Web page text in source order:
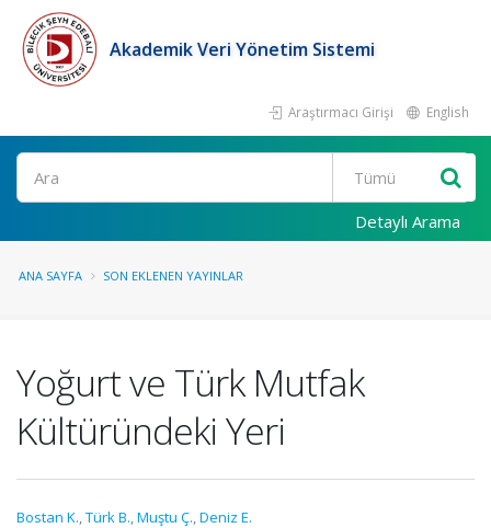
Akademik Veri Yönetim Sistemi
Araştırmacı Girişi English
Ara
Detaylı Arama
ANA SAYFA SON EKLENEN YAYINLAR
Yoğurt ve Türk Mutfak
Kültüründeki Yeri
Bostan K.,Türk B.,Muştu Ç.,Deniz E.